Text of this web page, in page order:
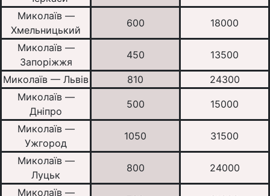
Миколаїв —
Хмельницький
600 18000
Миколаїв —
Запоріжжя
450 13500
Миколаїв — Львів 810
24300
Миколаїв —
Дніпро
500 15000
Миколаїв —
Ужгород
1050 31500
Миколаїв —
Луцьк
800 24000
Миколаїв —